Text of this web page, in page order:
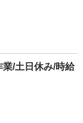
/土日休み/時給